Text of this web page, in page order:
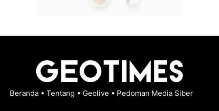
Beranda • Tentang • Geolive • Pedoman Media Siber